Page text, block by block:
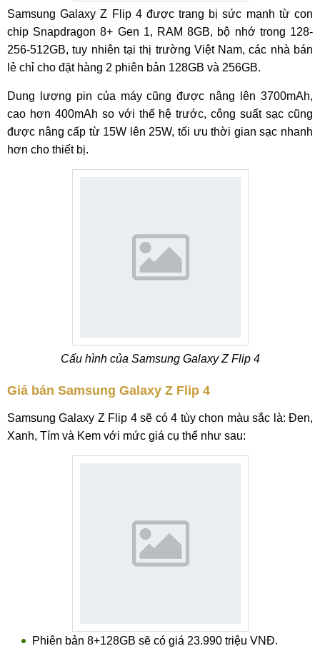
Samsung Galaxy Z Flip 4 được trang bị sức mạnh từ con
chip Snapdragon 8+ Gen 1, RAM 8GB, bộ nhớ trong 128-
256-512GB, tuy nhiên tại thị trường Việt Nam, các nhà bán
lẻ chỉ cho đặt hàng 2 phiên bản 128GB và 256GB.
Dung lượng pin của máy cũng được nâng lên 3700mAh,
cao hơn 400mAh so với thế hệ trước, công suất sạc cũng
được nâng cấp từ 15W lên 25W, tối ưu thời gian sạc nhanh
hơn cho thiết bị.
Cấu hình của Samsung Galaxy Z Flip 4
Giá bán Samsung Galaxy Z Flip 4
Samsung Galaxy Z Flip 4 sẽ có 4 tùy chọn màu sắc là: Đen,
Xanh, Tím và Kem với mức giá cụ thể như sau:
Phiên bản 8+128GB sẽ có giá 23.990 triệu VNĐ.